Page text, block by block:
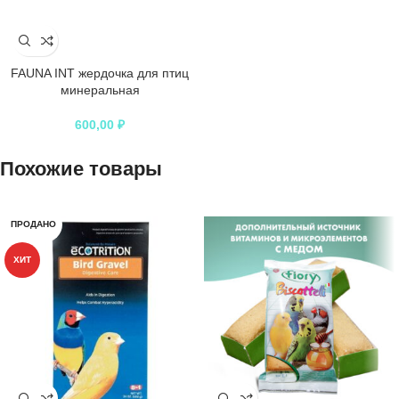
FAUNA INT жердочка для птиц
минеральная
600,00 ₽
Похожие товары
ПРОДАНО
ХИТ